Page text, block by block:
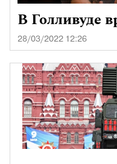
В Голливуде
28/03/2022 12:26